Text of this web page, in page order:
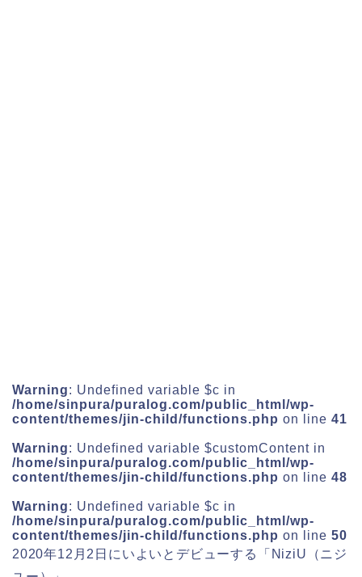
Warning: Undefined variable $c in
/home/sinpura/puralog.com/public_html/wp-
content/themes/jin-child/functions.php on line 41
Warning: Undefined variable $customContent in
/home/sinpura/puralog.com/public_html/wp-
content/themes/jin-child/functions.php on line 48
Warning: Undefined variable $c in
/home/sinpura/puralog.com/public_html/wp-
content/themes/jin-child/functions.php on line 50
2020年12月2日 にいよいとデビューする「 NiziU（ニジ